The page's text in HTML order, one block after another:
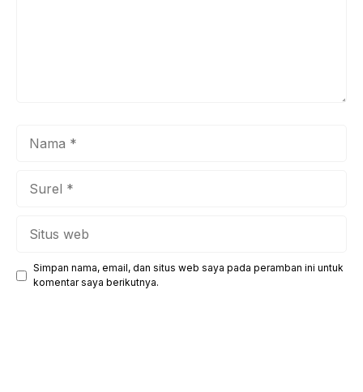
Simpan nama, email, dan situs web saya pada peramban ini untuk
komentar saya berikutnya.